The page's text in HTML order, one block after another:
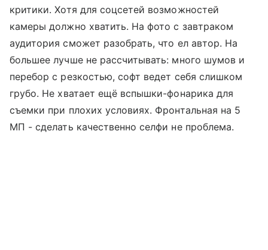
критики. Хотя для соцсетей возможностей
камеры должно хватить. На фото с завтраком
аудитория сможет разобрать, что ел автор. На
большее лучше не рассчитывать: много шумов и
перебор с резкостью, софт ведет себя слишком
грубо. Не хватает ещё вспышки-фонарика для
съемки при плохих условиях. Фронтальная на 5
МП - сделать качественно селфи не проблема.